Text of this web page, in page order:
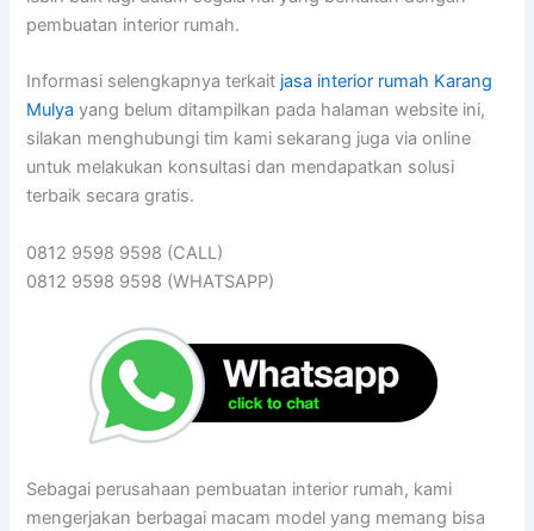
pembuatan interior rumah.
Informasi selengkapnya terkait jasa interior rumah Karang
Mulya yang belum ditampilkan pada halaman website ini,
silakan menghubungi tim kami sekarang juga via online
untuk melakukan konsultasi dan mendapatkan solusi
terbaik secara gratis.
0812 9598 9598 (CALL)
0812 9598 9598 (WHATSAPP)
Sebagai perusahaan pembuatan interior rumah, kami
mengerjakan berbagai macam model yang memang bisa